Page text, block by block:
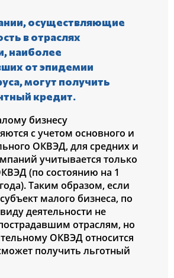
осуществляющие
в отраслях
наиболее
от эпидемии
могут получить
кредит.
бизнесу
с учетом основного и
ОКВЭД, для средних и
учитывается только
(по состоянию на 1
Таким образом, если
малого бизнеса, по
деятельности не
отраслям, но
ОКВЭД относится
получить льготный